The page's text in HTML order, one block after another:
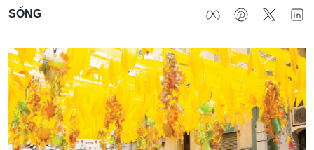
SỐNG